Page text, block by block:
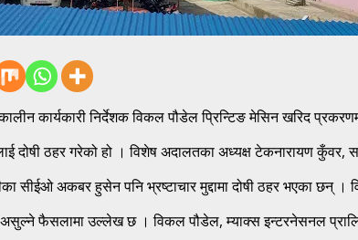
कार्यकारी निर्देशक विकल पौडेल प्रिन्टिङ मेसिन खरिद
दोषी ठहर गरेको हो । विशेष अदालतका अध्यक्ष टेकनारायण कुँवर,
सीईओ अकबर हुसेन पनि भ्रष्टाचार मुद्दामा दोषी ठहर भएका छन्
असुल्ने फैसलामा उल्लेख छ । विकल पौडेल, म्याक्स इन्टरनेसनल